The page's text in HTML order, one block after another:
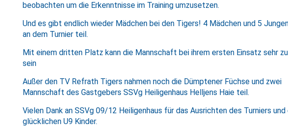
beobachten um die Erkenntnisse im Training umzusetzen.
Und es gibt endlich wieder Mädchen bei den Tigers! 4 Mädchen und 5
an dem Turnier teil.
Mit einem dritten Platz kann die Mannschaft bei ihrem ersten Einsatz sehr
sein
Außer den TV Refrath Tigers nahmen noch die Dümptener Füchse und zwei
Mannschaft des Gastgebers SSVg Heiligenhaus Helljens Haie teil.
Vielen Dank an SSVg 09/12 Heiligenhaus für das Ausrichten des Turniers und
glücklichen U9 Kinder.